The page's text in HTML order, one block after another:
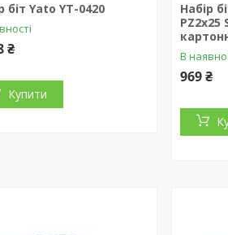
біт Yato YT-0420
₴
Купити
Набір
РZ2х25
В
969 ₴